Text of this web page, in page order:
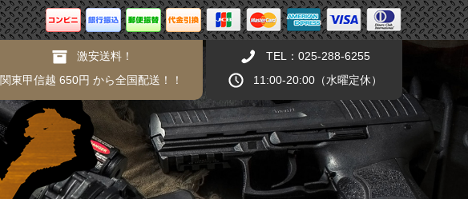
激安送料！
関東甲信越 650円 から全国配送！！
TEL：025-288-6255
11:00-20:00（水曜定休）